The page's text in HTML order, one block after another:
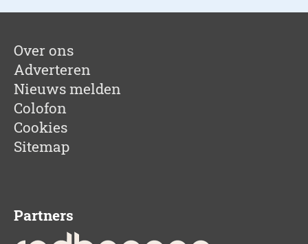
Over ons
Adverteren
Nieuws melden
Colofon
Cookies
Sitemap
Partners